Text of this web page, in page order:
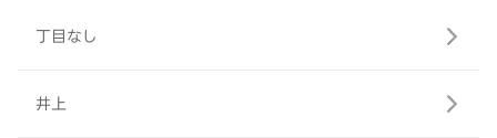
丁目なし
井上